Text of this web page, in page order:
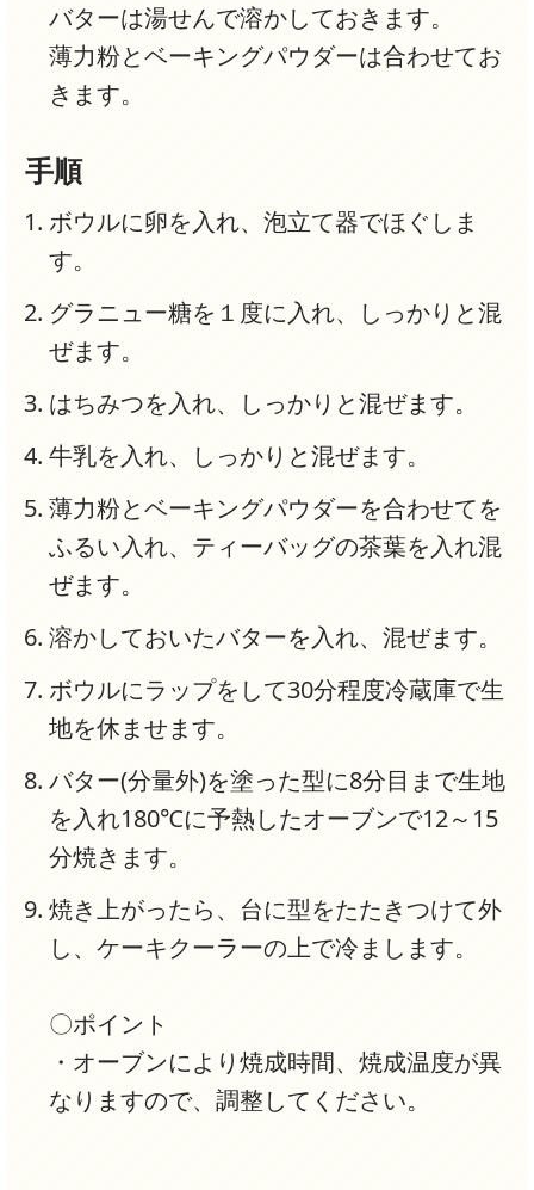
バターは湯せんで溶かしておきます。
薄力粉とベーキングパウダーは合わせてお
きます。
手順
ボウルに卵を入れ、泡立て器でほぐしま
す。
グラニュー糖を１度に入れ、しっかりと混
ぜます。
はちみつを入れ、しっかりと混ぜます。
牛乳を入れ、しっかりと混ぜます。
薄力粉とベーキングパウダーを合わせてを
ふるい入れ、ティーバッグの茶葉を入れ混
ぜます。
溶かしておいたバターを入れ、混ぜます。
ボウルにラップをして30分程度冷蔵庫で生
地を休ませます。
バター(分量外)を塗った型に8分目まで生地
を入れ180℃に予熱したオーブンで12～15
分焼きます。
焼き上がったら、台に型をたたきつけて外
し、ケーキクーラーの上で冷まします。
〇ポイント
・オーブンにより焼成時間、焼成温度が異
なりますので、調整してください。